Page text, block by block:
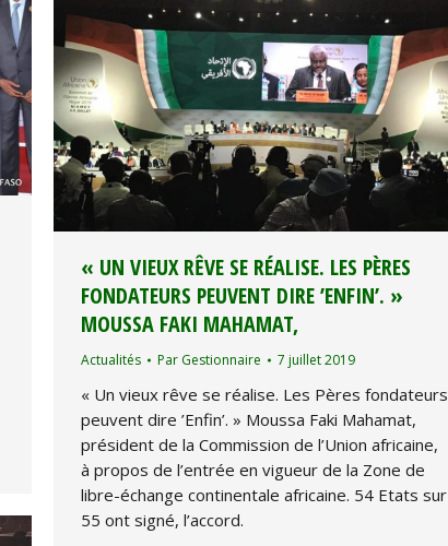
« UN VIEUX RÊVE SE RÉALISE. LES PÈRES
FONDATEURS PEUVENT DIRE ’ENFIN’. »
MOUSSA FAKI MAHAMAT,
Actualités Par Gestionnaire 7 juillet 2019
« Un vieux rêve se réalise. Les Pères fondateurs
peuvent dire ’Enfin’. » Moussa Faki Mahamat,
président de la Commission de l’Union africaine,
à propos de l’entrée en vigueur de la Zone de
libre-échange continentale africaine. 54 Etats sur
55 ont signé, l’accord.